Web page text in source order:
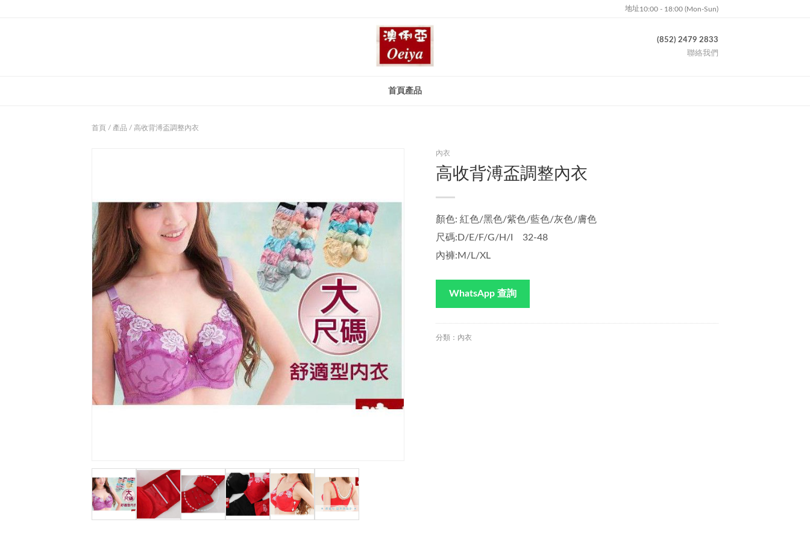
地址10:00 - 18:00 (Mon-Sun)
(852) 2479 2833
聯絡我們
首頁產品
首頁 / 產品 / 高收背溥盃調整內衣
內衣
高收背溥盃調整內衣
顏色: 紅色/黑色/紫色/藍色/灰色/膚色
尺碼:D/E/F/G/H/I 32-48
內褲:M/L/XL
WhatsApp 查詢
分類：內衣